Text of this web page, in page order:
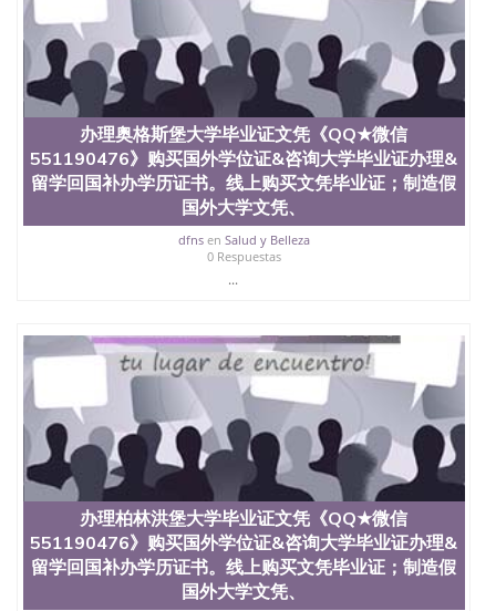
办理奥格斯堡大学毕业证文凭《QQ★微信
551190476》购买国外学位证&咨询大学毕业证办理&
留学回国补办学历证书。线上购买文凭毕业证；制造假
国外大学文凭、
dfnsen Salud y Belleza
0 Respuestas
...
办理柏林洪堡大学毕业证文凭《QQ★微信
551190476》购买国外学位证&咨询大学毕业证办理&
留学回国补办学历证书。线上购买文凭毕业证；制造假
国外大学文凭、